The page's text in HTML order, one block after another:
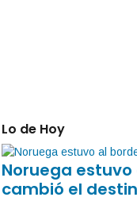
Lo de Hoy
Noruega
cambió el